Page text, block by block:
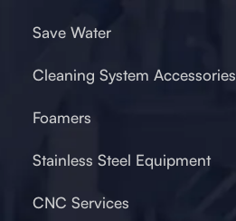
Save Water
Cleaning System Accessories
Foamers
Stainless Steel Equipment
CNC Services